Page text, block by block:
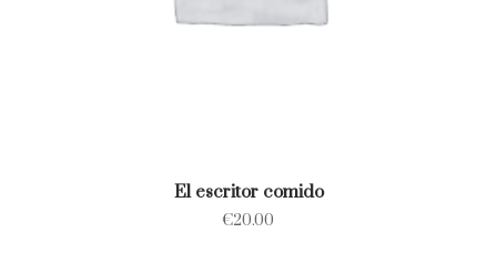
El escritor comido
€20.00